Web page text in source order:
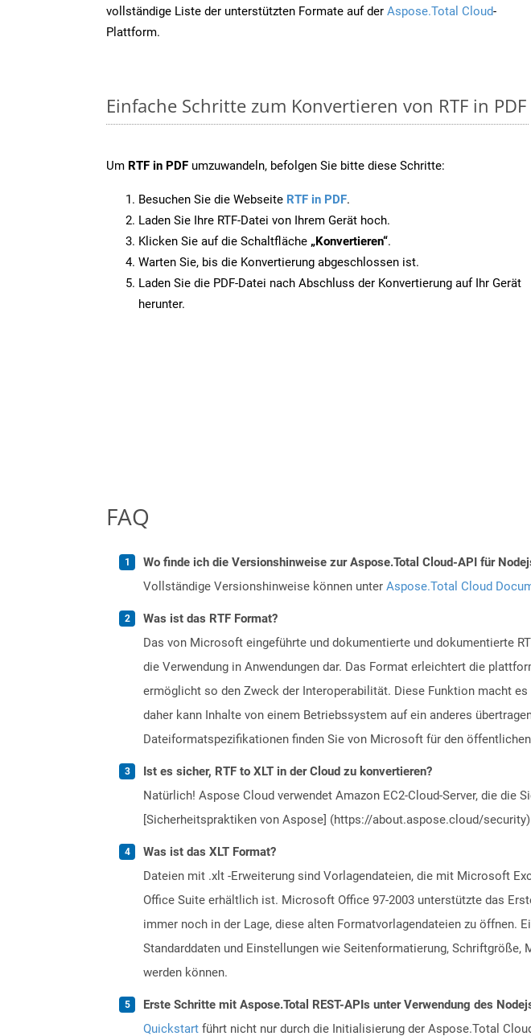
vollständige Liste der unterstützten Formate auf der Aspose.Total Cloud-
Plattform.
Einfache Schritte zum Konvertieren von RTF in
Um RTF in PDF umzuwandeln, befolgen Sie bitte diese Schritte:
Besuchen Sie die Webseite RTF in PDF.
Laden Sie Ihre RTF-Datei von Ihrem Gerät hoch.
Klicken Sie auf die Schaltfläche „Konvertieren“.
Warten Sie, bis die Konvertierung abgeschlossen ist.
Laden Sie die PDF-Datei nach Abschluss der Konvertierung auf Ihr Gerät
herunter.
FAQ
Wo finde ich die Versionshinweise zur Aspose.Total Cloud-API für
Vollständige Versionshinweise können unter Aspose.Total Cloud
Was ist das RTF Format?
Das von Microsoft eingeführte und dokumentierte und dokumentierte
die Verwendung in Anwendungen dar. Das Format erleichtert die
ermöglicht so den Zweck der Interoperabilität. Diese Funktion macht
daher kann Inhalte von einem Betriebssystem auf ein anderes
Dateiformatspezifikationen finden Sie von Microsoft für den
Ist es sicher, RTF to XLT in der Cloud zu konvertieren?
Natürlich! Aspose Cloud verwendet Amazon EC2-Cloud-Server, die
[Sicherheitspraktiken von Aspose] (https://about.aspose.cloud/
Was ist das XLT Format?
Dateien mit .xlt -Erweiterung sind Vorlagendateien, die mit Microsoft
Office Suite erhältlich ist. Microsoft Office 97-2003 unterstützte das
immer noch in der Lage, diese alten Formatvorlagendateien zu öffnen.
Standarddaten und Einstellungen wie Seitenformatierung,
werden können.
Erste Schritte mit Aspose.Total REST-APIs unter Verwendung des
Quickstart führt nicht nur durch die Initialisierung der Aspose.Total